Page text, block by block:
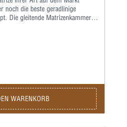
noch die beste geradlinige
Die gleitende Matrizenkammer
Seating Stem sorgt für
Die Aufsetzmatrize passt sich an
erhielt Forster/Bonanza das US-
das Design der originalen Bench
Patent umfasste die Verwendung
eng anliegenden Kammer, die
WARENKORB